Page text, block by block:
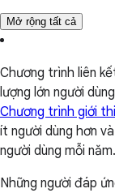
Mở rộng tất cả
Chương trình liên
lượng lớn người
Chương trình giới
ít người dùng hơn
người dùng mỗi năm.
Những người đáp